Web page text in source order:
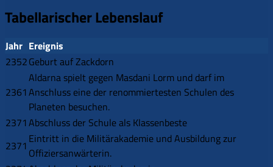
Tabellarischer Lebenslauf
Jahr Ereignis
2352Geburt auf Zackdorn
2361
Aldarna spielt gegen Masdani Lorm und darf im
Anschluss eine der renommiertesten Schulen des
Planeten besuchen.
2371Abschluss der Schule als Klassenbeste
2371 Eintritt in die Militärakademie und Ausbildung zur
Offiziersanwärterin.